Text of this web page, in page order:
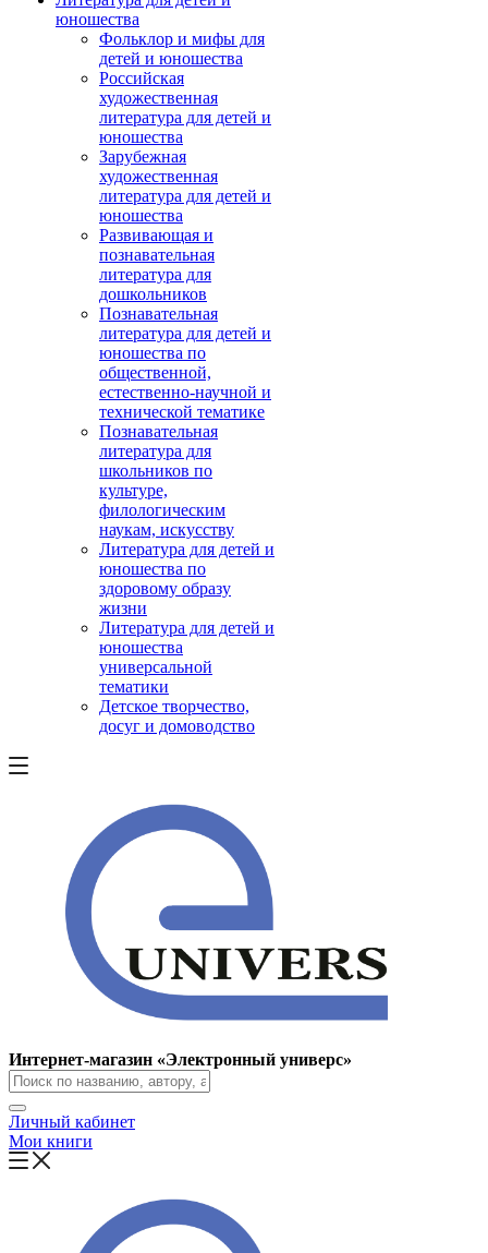
юношества
Фольклор и мифы для
детей и юношества
Российская
художественная
литература для детей и
юношества
Зарубежная
художественная
литература для детей и
юношества
Развивающая и
познавательная
литература для
дошкольников
Познавательная
литература для детей и
юношества по
общественной,
естественно-научной и
технической тематике
Познавательная
литература для
школьников по
культуре,
филологическим
наукам, искусству
Литература для детей и
юношества по
здоровому образу
жизни
Литература для детей и
юношества
универсальной
тематики
Детское творчество,
досуг и домоводство
Интернет-магазин «Электронный универс»
Личный кабинет
Мои книги